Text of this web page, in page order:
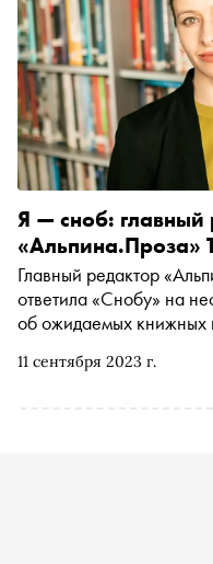
11 сентября 2023 г.
Я — сноб: главный
«Альпина.Проза»
Главный редактор
ответила «Снобу» на
об ожидаемых книжных